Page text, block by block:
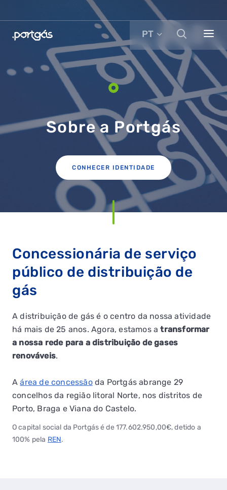
PT
Sobre a Portgás
CONHECER IDENTIDADE
Concessionária de serviço
público de distribuição de
gás
A distribuição de gás é o centro da nossa atividade
há mais de 25 anos. Agora, estamos atransformar
a nossa rede para a distribuição de gases
renováveis.
Aárea de concessãoda Portgás abrange 29
concelhos da região litoral Norte, nos distritos de
Porto, Braga e Viana do Castelo.
O capital social da Portgás é de 177.602.950,00€, detido a
100% pela REN.